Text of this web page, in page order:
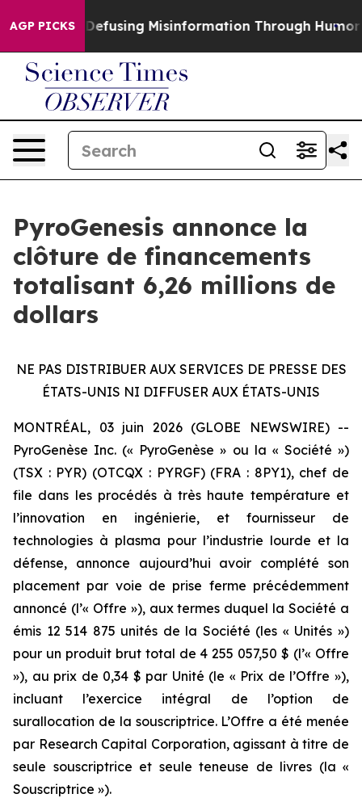
AGP PICKS
Defusing Misinformation Through Humor The
PyroGenesis annonce la
clôture de financements
totalisant 6,26 millions de
dollars
NE PAS DISTRIBUER AUX SERVICES DE PRESSE DES
ÉTATS-UNIS NI DIFFUSER AUX ÉTATS-UNIS
MONTRÉAL, 03 juin 2026 (GLOBE NEWSWIRE) --
PyroGenèse Inc. (« PyroGenèse » ou la « Société »)
(TSX : PYR) (OTCQX : PYRGF) (FRA : 8PY1), chef de
file dans les procédés à très haute température et
l’innovation en ingénierie, et fournisseur de
technologies à plasma pour l’industrie lourde et la
défense, annonce aujourd’hui avoir complété son
placement par voie de prise ferme précédemment
annoncé (l’« Offre »), aux termes duquel la Société a
émis 12 514 875 unités de la Société (les « Unités »)
pour un produit brut total de 4 255 057,50 $ (l’« Offre
»), au prix de 0,34 $ par Unité (le « Prix de l’Offre »),
incluant l’exercice intégral de l’option de
surallocation de la souscriptrice. L’Offre a été menée
par Research Capital Corporation, agissant à titre de
seule souscriptrice et seule teneuse de livres (la «
Souscriptrice »).